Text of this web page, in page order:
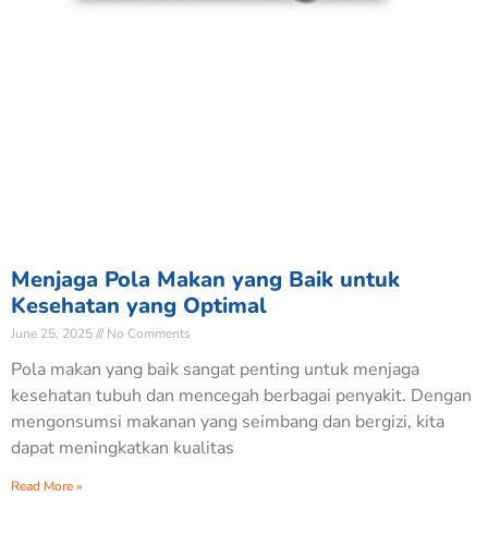
Menjaga Pola Makan yang Baik untuk
Kesehatan yang Optimal
June 25, 2025 No Comments
Pola makan yang baik sangat penting untuk menjaga
kesehatan tubuh dan mencegah berbagai penyakit. Dengan
mengonsumsi makanan yang seimbang dan bergizi, kita
dapat meningkatkan kualitas
Read More »